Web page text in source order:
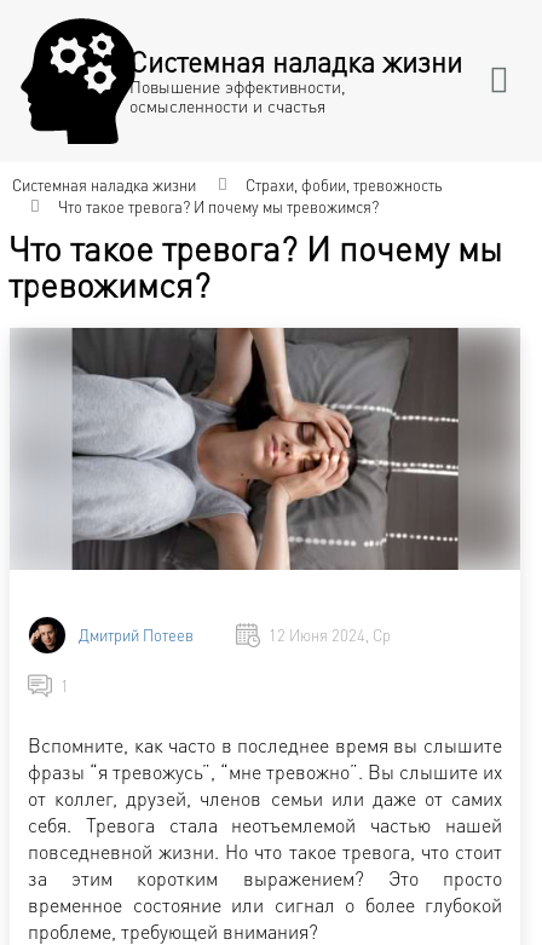
Системная наладка жизни
Повышение эффективности,
осмысленности и счастья
Системная наладка жизни
Страхи, фобии, тревожность
Что такое тревога? И почему мы тревожимся?
Что такое тревога? И почему мы
тревожимся?
Дмитрий Потеев 12 Июня 2024, Ср
1
Вспомните, как часто в последнее время вы слышите
фразы “я тревожусь”, “мне тревожно”. Вы слышите их
от коллег, друзей, членов семьи или даже от самих
себя. Тревога стала неотъемлемой частью нашей
повседневной жизни. Но что такое тревога, что стоит
за этим коротким выражением? Это просто
временное состояние или сигнал о более глубокой
проблеме, требующей внимания?